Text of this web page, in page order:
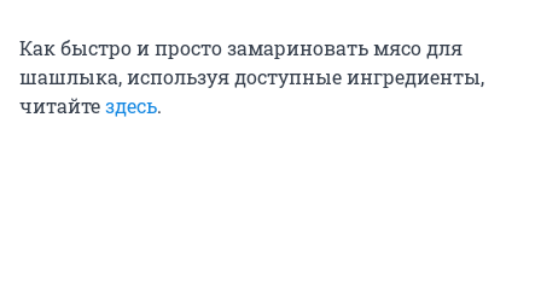
Как быстро и просто замариновать мясо для
шашлыка, используя доступные ингредиенты,
читайтездесь.